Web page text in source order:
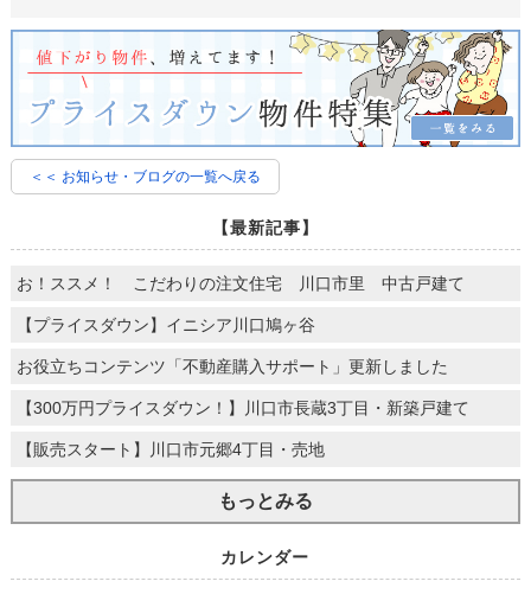
＜＜ お知らせ・ブログの一覧へ戻る
【最新記事】
お！ススメ！ こだわりの注文住宅 川口市里 中古戸建て
【プライスダウン】イニシア川口鳩ヶ谷
お役立ちコンテンツ「不動産購入サポート」更新しました
【300万円プライスダウン！】川口市長蔵3丁目・新築戸建て
【販売スタート】川口市元郷4丁目・売地
もっとみる
カレンダー